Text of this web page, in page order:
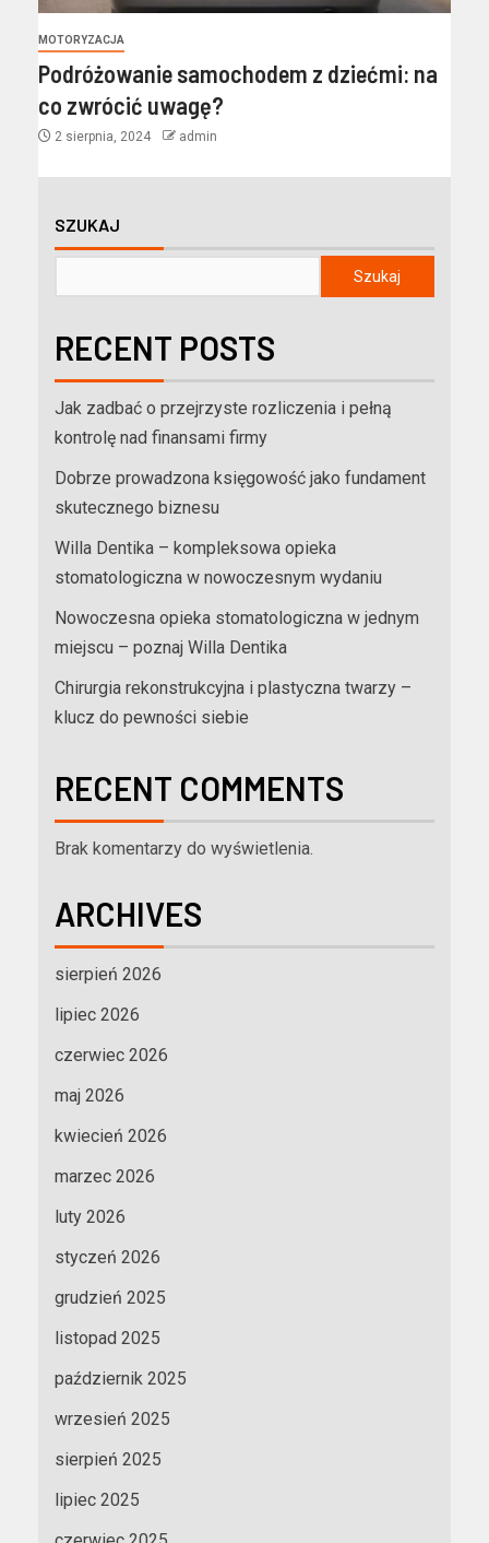
MOTORYZACJA
Podróżowanie samochodem z dziećmi: na
co zwrócić uwagę?
2 sierpnia, 2024 admin
SZUKAJ
Szukaj
RECENT POSTS
Jak zadbać o przejrzyste rozliczenia i pełną
kontrolę nad finansami firmy
Dobrze prowadzona księgowość jako fundament
skutecznego biznesu
Willa Dentika – kompleksowa opieka
stomatologiczna w nowoczesnym wydaniu
Nowoczesna opieka stomatologiczna w jednym
miejscu – poznaj Willa Dentika
Chirurgia rekonstrukcyjna i plastyczna twarzy –
klucz do pewności siebie
RECENT COMMENTS
Brak komentarzy do wyświetlenia.
ARCHIVES
sierpień 2026
lipiec 2026
czerwiec 2026
maj 2026
kwiecień 2026
marzec 2026
luty 2026
styczeń 2026
grudzień 2025
listopad 2025
październik 2025
wrzesień 2025
sierpień 2025
lipiec 2025